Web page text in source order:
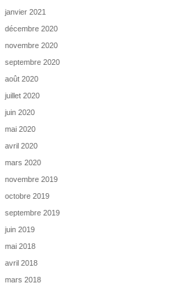
janvier 2021
décembre 2020
novembre 2020
septembre 2020
août 2020
juillet 2020
juin 2020
mai 2020
avril 2020
mars 2020
novembre 2019
octobre 2019
septembre 2019
juin 2019
mai 2018
avril 2018
mars 2018